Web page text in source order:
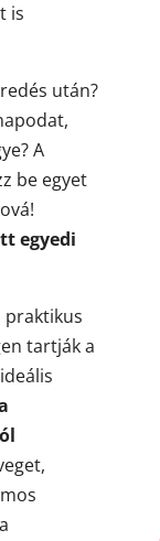
is
után?
A
be egyet
egyedi
tartják a